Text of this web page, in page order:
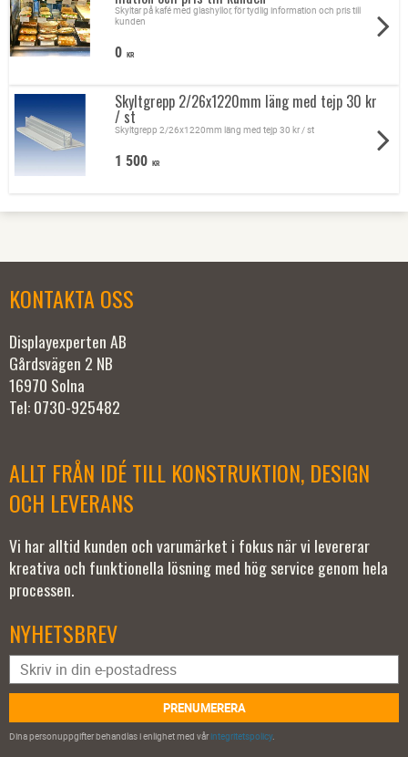
Skyltar på kafé med glashyllor, för tydlig information och pris till
kunden
0 KR
Skyltgrepp 2/26x1220mm läng med tejp 30 kr
/ st
Skyltgrepp 2/26x1220mm läng med tejp 30 kr / st
1 500 KR
KONTAKTA OSS
Displayexperten AB
Gårdsvägen 2 NB
16970 Solna
Tel: 0730-925482
ALLT FRÅN IDÉ TILL KONSTRUKTION, DESIGN
OCH LEVERANS
Vi har alltid kunden och varumärket i fokus när vi levererar
kreativa och funktionella lösning med hög service genom hela
processen.
NYHETSBREV
PRENUMERERA
Dina personuppgifter behandlas i enlighet med vårintegritetspolicy.